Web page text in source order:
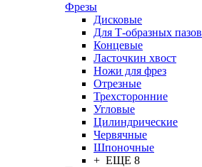
Фрезы
Дисковые
Для Т-образных пазов
Концевые
Ласточкин хвост
Ножи для фрез
Отрезные
Трехсторонние
Угловые
Цилиндрические
Червячные
Шпоночные
+ ЕЩЕ 8